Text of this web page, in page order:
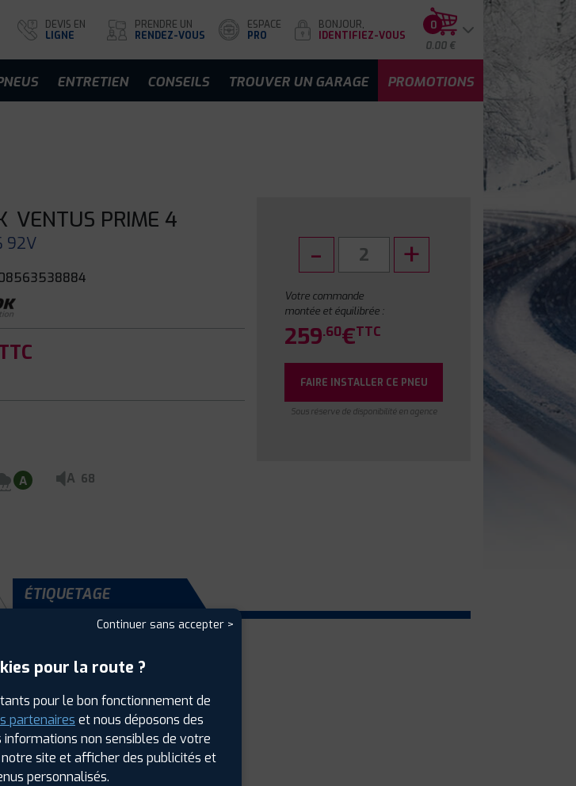
DEVIS EN
LIGNE
PRENDRE UN
RENDEZ-VOUS
ESPACE
PRO
BONJOUR,
IDENTIFIEZ-VOUS
0
0.00 €
ENTRETIEN CONSEILS TROUVER UN GARAGE PROMOTIONS
VENTUS PRIME 4
92V
A A 68
Votre commande
montée et équilibrée :
259.60€TTC
FAIRE INSTALLER CE PNEU
Sous réserve de disponibilité en agence
ÉTIQUETAGE
Continuer sans accepter >
pour la route ?
pour le bon fonctionnement de
partenaires et nous déposons des
informations non sensibles de votre
site et afficher des publicités et
personnalisés.